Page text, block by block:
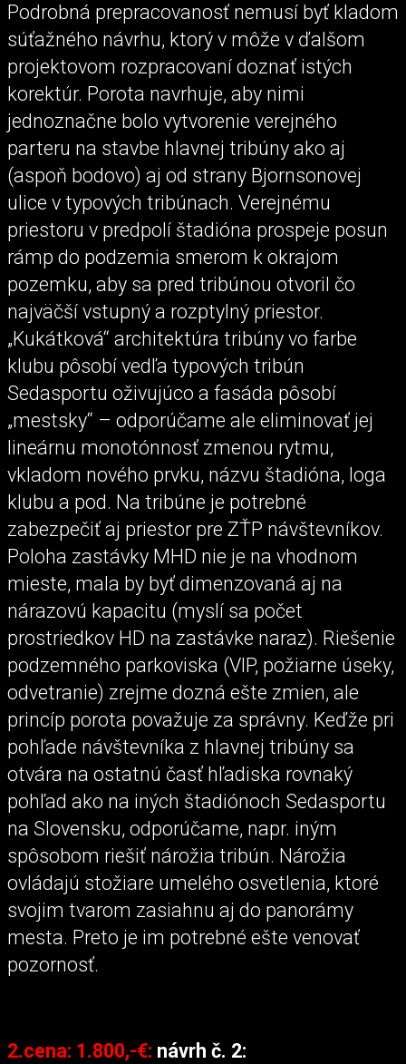
Podrobná prepracovanosť nemusí byť kladom
súťažného návrhu, ktorý v môže v ďalšom
projektovom rozpracovaní doznať istých
korektúr. Porota navrhuje, aby nimi
jednoznačne bolo vytvorenie verejného
parteru na stavbe hlavnej tribúny ako aj
(aspoň bodovo) aj od strany Bjornsonovej
ulice v typových tribúnach. Verejnému
priestoru v predpolí štadióna prospeje posun
rámp do podzemia smerom k okrajom
pozemku, aby sa pred tribúnou otvoril čo
najväčší vstupný a rozptylný priestor.
„Kukátková“ architektúra tribúny vo farbe
klubu pôsobí vedľa typových tribún
Sedasportu oživujúco a fasáda pôsobí
„mestsky“ – odporúčame ale eliminovať jej
lineárnu monotónnosť zmenou rytmu,
vkladom nového prvku, názvu štadióna, loga
klubu a pod. Na tribúne je potrebné
zabezpečiť aj priestor pre ZŤP návštevníkov.
Poloha zastávky MHD nie je na vhodnom
mieste, mala by byť dimenzovaná aj na
nárazovú kapacitu (myslí sa počet
prostriedkov HD na zastávke naraz). Riešenie
podzemného parkoviska (VIP, požiarne úseky,
odvetranie) zrejme dozná ešte zmien, ale
princíp porota považuje za správny. Keďže pri
pohľade návštevníka z hlavnej tribúny sa
otvára na ostatnú časť hľadiska rovnaký
pohľad ako na iných štadiónoch Sedasportu
na Slovensku, odporúčame, napr. iným
spôsobom riešiť nárožia tribún. Nárožia
ovládajú stožiare umelého osvetlenia, ktoré
svojim tvarom zasiahnu aj do panorámy
mesta. Preto je im potrebné ešte venovať
pozornosť.
2.cena: 1.800,-€: návrh č. 2: